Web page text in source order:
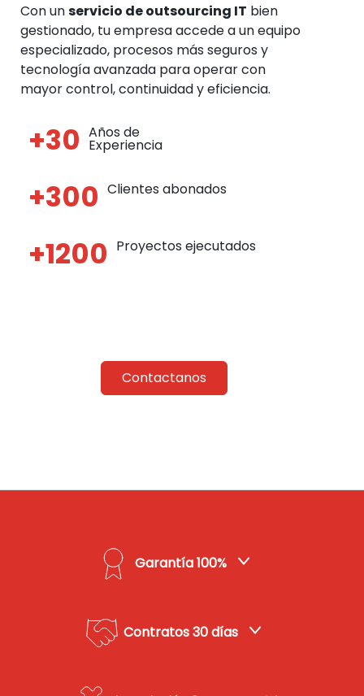
Con unservicio de outsourcing IT bien
gestionado, tu empresa accede a un equipo
especializado, procesos más seguros y
tecnología avanzada para operar con
mayor control, continuidad y eficiencia.
+30 Años de
Experiencia
+300 Clientes abonados
+1200 Proyectos ejecutados
Contactanos
Garantía 100%
Contratos 30 días